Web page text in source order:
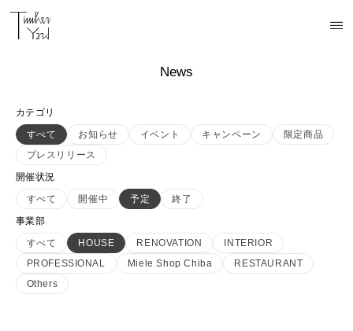
News
カテゴリ
すべて
お知らせ イベント キャンペーン
限定商品
プレスリリース
開催状況
すべて
開催中 予定
終了
事業部
すべて
HOUSE RENOVATION
INTERIOR
PROFESSIONAL
Miele Shop Chiba
RESTAURANT
Others